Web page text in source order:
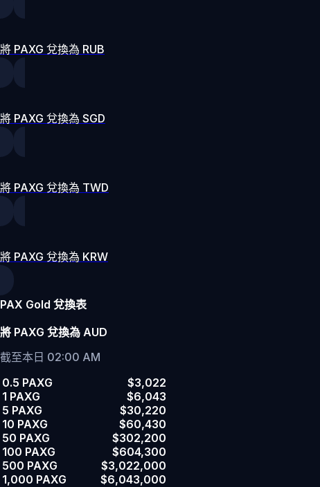
將 PAXG 兌換為 RUB
將 PAXG 兌換為 SGD
將 PAXG 兌換為 TWD
將 PAXG 兌換為 KRW
PAX Gold 兌換表
將 PAXG 兌換為 AUD
截至本日 02:00 AM
0.5 PAXG
$3,022
1 PAXG
$6,043
5 PAXG
$30,220
10 PAXG
$60,430
50 PAXG
$302,200
100 PAXG
$604,300
500 PAXG
$3,022,000
1,000 PAXG
$6,043,000